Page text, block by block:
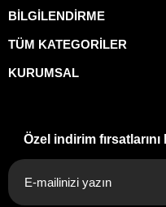
BİLGİLENDİRME
TÜM KATEGORİLER
KURUMSAL
Özel indirim